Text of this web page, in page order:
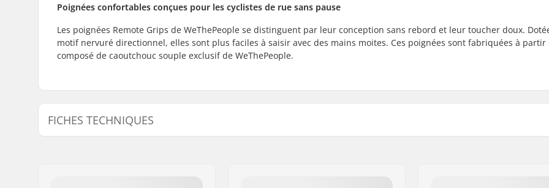
Poignées confortables conçues pour les cyclistes de rue sans pause
Les poignées Remote Grips de WeThePeople se distinguent par leur conception sans rebord et leur toucher doux.
motif nervuré directionnel, elles sont plus faciles à saisir avec des mains moites. Ces poignées sont fabriquées à partir
composé de caoutchouc souple exclusif de WeThePeople.
FICHES TECHNIQUES